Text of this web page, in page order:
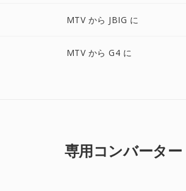
MTV から JBIG に
MTV から G4 に
専用コンバーター